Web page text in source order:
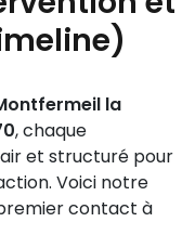
la
, chaque
et structuré pour
Voici notre
contact à